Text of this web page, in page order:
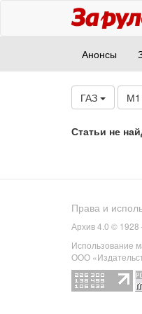
Анонсы
ГАЗ М1
Статьи не
Права и
Архив 4.0 ©
Использование
ООО